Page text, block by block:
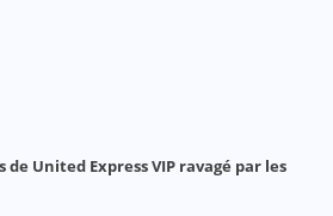
de United Express VIP ravagé par les